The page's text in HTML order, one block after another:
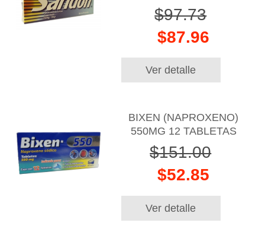
$97.73
$87.96
Ver detalle
BIXEN (NAPROXENO)
550MG 12 TABLETAS
$151.00
$52.85
Ver detalle